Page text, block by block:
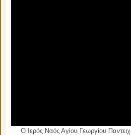
Ο Ιερός Ναός Αγίου Γεωργίου